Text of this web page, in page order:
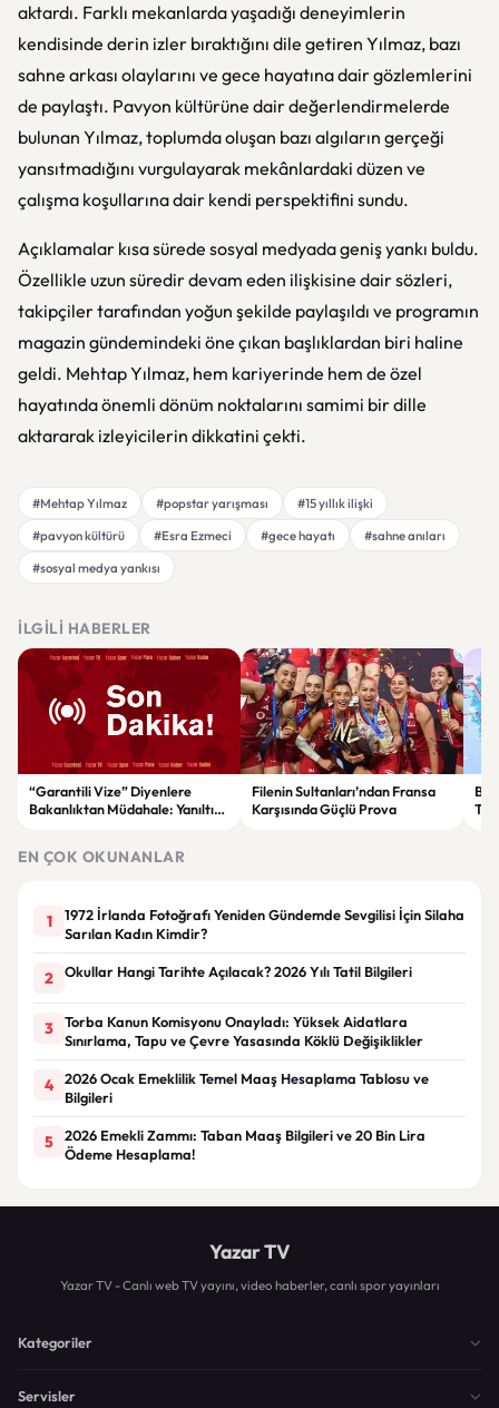
aktardı. Farklı mekanlarda yaşadığı deneyimlerin
kendisinde derin izler bıraktığını dile getiren Yılmaz, bazı
sahne arkası olaylarını ve gece hayatına dair gözlemlerini
de paylaştı. Pavyon kültürüne dair değerlendirmelerde
bulunan Yılmaz, toplumda oluşan bazı algıların gerçeği
yansıtmadığını vurgulayarak mekânlardaki düzen ve
çalışma koşullarına dair kendi perspektifini sundu.
Açıklamalar kısa sürede sosyal medyada geniş yankı buldu.
Özellikle uzun süredir devam eden ilişkisine dair sözleri,
takipçiler tarafından yoğun şekilde paylaşıldı ve programın
magazin gündemindeki öne çıkan başlıklardan biri haline
geldi. Mehtap Yılmaz, hem kariyerinde hem de özel
hayatında önemli dönüm noktalarını samimi bir dille
aktararak izleyicilerin dikkatini çekti.
#Mehtap Yılmaz #popstar yarışması
#15 yıllık ilişki
#pavyon kültürü
#Esra Ezmeci #gece hayatı
#sahne anıları
#sosyal medya yankısı
İLGILI HABERLER
“Garantili Vize” Diyenlere
Bakanlıktan Müdahale: Yanıltıcı
Filenin Sultanları’ndan Fransa
Karşısında Güçlü Prova
EN ÇOK OKUNANLAR
1
1972 İrlanda Fotoğrafı Yeniden Gündemde Sevgilisi İçin Silaha
Sarılan Kadın Kimdir?
2 Okullar Hangi Tarihte Açılacak? 2026 Yılı Tatil Bilgileri
3
Torba Kanun Komisyonu Onayladı: Yüksek Aidatlara
Sınırlama, Tapu ve Çevre Yasasında Köklü Değişiklikler
4
2026 Ocak Emeklilik Temel Maaş Hesaplama Tablosu ve
Bilgileri
5
2026 Emekli Zammı: Taban Maaş Bilgileri ve 20 Bin Lira
Ödeme Hesaplama!
Yazar TV
Yazar TV - Canlı web TV yayını, video haberler, canlı spor yayınları
Kategoriler
Servisler